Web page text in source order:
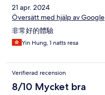
21 apr. 2024
Översätt med hjälp av Google
非常好的體驗
Yin Hung, 1 natts resa
Verifierad recension
8/10 Mycket bra